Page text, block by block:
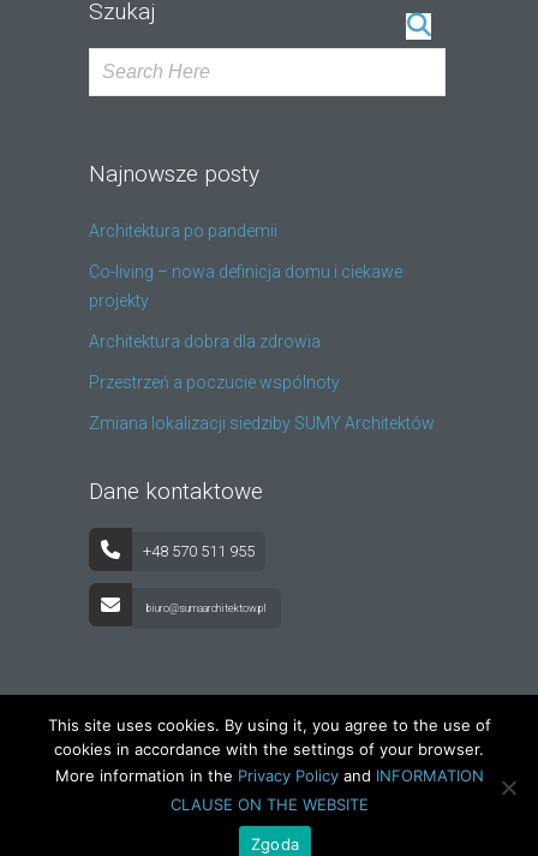
Szukaj
Najnowsze posty
Architektura po pandemii
Co-living – nowa definicja domu i ciekawe
projekty
Architektura dobra dla zdrowia
Przestrzeń a poczucie wspólnoty
Zmiana lokalizacji siedziby SUMY Architektów
Dane kontaktowe
+48 570 511 955
biuro@sumaarchitektow.pl
Copyright by SUMA Architektów Sp. z o.o.
This site uses cookies. By using it, you agree to the use of
cookies in accordance with the settings of your browser.
More information in the Privacy Policyand INFORMATION
CLAUSE ON THE WEBSITE
Zgoda